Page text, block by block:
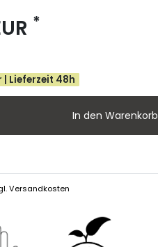
*
Lieferzeit 48h
In den Warenkorb
Versandkosten